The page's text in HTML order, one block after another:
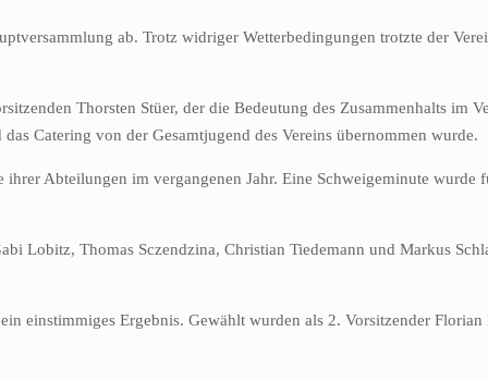
ab. Trotz widriger Wetterbedingungen trotzte der
Thorsten Stüer, der die Bedeutung des Zusammenhalts im
Catering von der Gesamtjugend des Vereins übernommen wurde.
Abteilungen im vergangenen Jahr. Eine Schweigeminute wurde
Lobitz, Thomas Sczendzina, Christian Tiedemann und Markus
einstimmiges Ergebnis. Gewählt wurden als 2. Vorsitzender